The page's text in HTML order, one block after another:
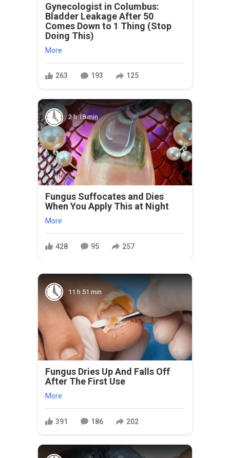
Gynecologist in Columbus:
Bladder Leakage After 50
Comes Down to 1 Thing (Stop
Doing This)
More
263 193 125
2 h 18 min
Fungus Suffocates and Dies
When You Apply This at Night
More
428 95 257
11 h 51 min
Fungus Dries Up And Falls Off
After The First Use
More
391 186 202